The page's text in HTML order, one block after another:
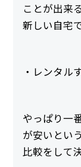
ことが出来
新しい自宅
・レンタル
やっぱり一
が安いとい
比較をして